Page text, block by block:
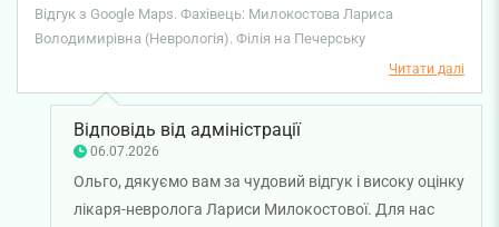
адміністратори та технічний персонал. Порадила клініку
своїй подрузі, вона також задоволена. Персонально хочу
подякувати невропатологу Милокостовій Ларисі
Володимирівні за професіональну консультацію, приємне
спілкування та корисні рекомендації.
Відгук з Google Maps. Фахівець: Милокостова Лариса
Володимирівна (Неврологія). Філія на Печерську
Читати далі
Відповідь від адміністрації
06.07.2026
Ольго, дякуємо вам за чудовий відгук і високу оцінку
лікаря-невролога Лариси Милокостової. Для нас